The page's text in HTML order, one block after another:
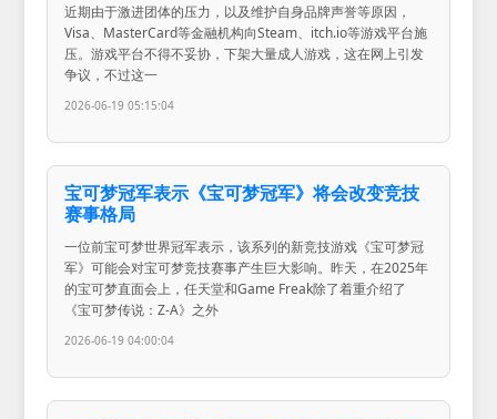
近期由于激进团体的压力，以及维护自身品牌声誉等原因，
Visa、MasterCard等金融机构向Steam、itch.io等游戏平台施
压。游戏平台不得不妥协，下架大量成人游戏，这在网上引发
争议，不过这一
2026-06-19 05:15:04
宝可梦冠军表示《宝可梦冠军》将会改变竞技
赛事格局
一位前宝可梦世界冠军表示，该系列的新竞技游戏《宝可梦冠
军》可能会对宝可梦竞技赛事产生巨大影响。昨天，在2025年
的宝可梦直面会上，任天堂和Game Freak除了着重介绍了
《宝可梦传说：Z-A》之外
2026-06-19 04:00:04